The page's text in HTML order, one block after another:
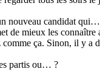
nouveau candidat
de mieux les connaître
ça. Sinon, il y a
partis ou… ?